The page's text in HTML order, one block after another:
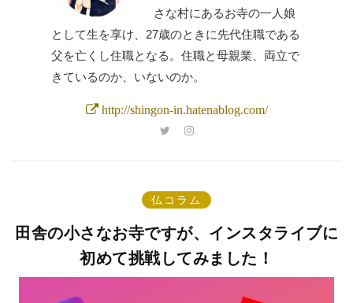
さな村にあるお寺の一人娘
として生を享け、27歳のときに先代住職である
父を亡くし住職となる。住職と母親業、両立で
きているのか、いないのか。
http://shingon-in.hatenablog.com/
仏コラム
田舎の小さなお寺ですが、インスタライブに
初めて挑戦してみました！